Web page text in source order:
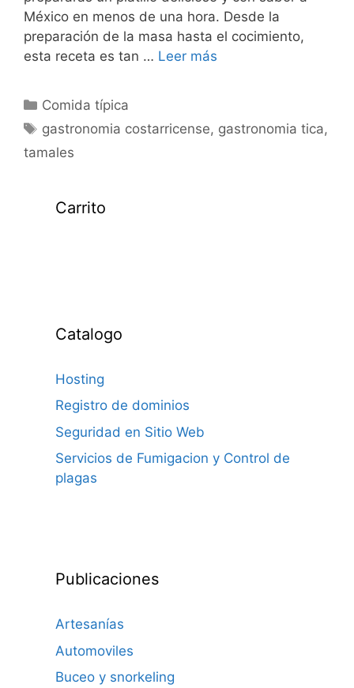
México en menos de una hora. Desde la
preparación de la masa hasta el cocimiento,
esta receta es tan … Leer más
Categorías
Comida típica
Etiquetas
gastronomia costarricense, gastronomia tica,
tamales
Carrito
Catalogo
Hosting
Registro de dominios
Seguridad en Sitio Web
Servicios de Fumigacion y Control de
plagas
Publicaciones
Artesanías
Automoviles
Buceo y snorkeling